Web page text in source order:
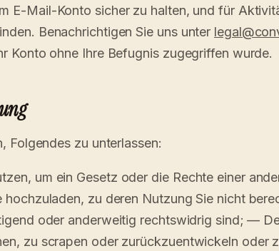
E-Mail-Konto sicher zu halten, und für
Benachrichtigen Sie uns unter
Konto ohne Ihre Befugnis zugegriffen wurde.
Folgendes zu unterlassen:
um ein Gesetz oder die Rechte einer
zu deren Nutzung Sie nicht
oder anderweitig rechtswidrig sind; —
zu scrapen oder zurückzuentwickeln oder